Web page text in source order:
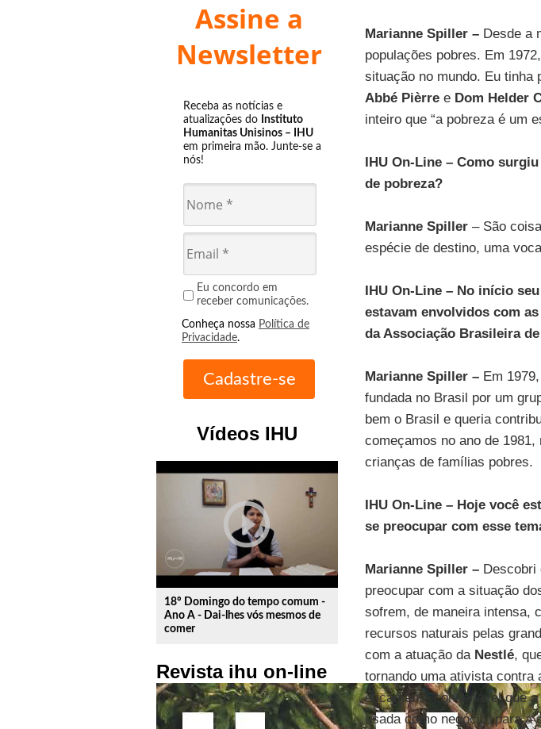
Assine a
Newsletter
Receba as notícias e
atualizações do Instituto
Humanitas Unisinos – IHU
em primeira mão. Junte-se a
nós!
Eu concordo em
receber comunicações.
Conheça nossa Política de
Privacidade.
Vídeos IHU
play_circle_outline
18º Domingo do tempo comum -
Ano A - Dai-lhes vós mesmos de
comer
Revista ihu on-line
Marianne Spiller –Desde a
populações pobres. Em
situação no mundo. Eu tinha
Abbé Pièrree Dom Helder
inteiro que “a pobreza é um
IHU On-Line – Como
de pobreza?
Marianne Spiller– São
espécie de destino, uma
IHU On-Line – No início
estavam envolvidos com
da Associação Brasileira
Marianne Spiller –Em
fundada no Brasil por um
bem o Brasil e queria
começamos no ano de
crianças de famílias pobres.
IHU On-Line – Hoje você
se preocupar com esse
Marianne Spiller –Descobri
preocupar com a situação
sofrem, de maneira intensa,
recursos naturais pelas
com a atuação da Nestlé,
tornando uma ativista contra
eticamente condenável que
usada como negócio, para a